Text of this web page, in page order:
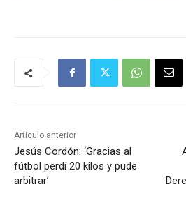
Artículo anterior
Jesús Cordón: ‘Gracias al
fútbol perdí 20 kilos y pude
arbitrar’